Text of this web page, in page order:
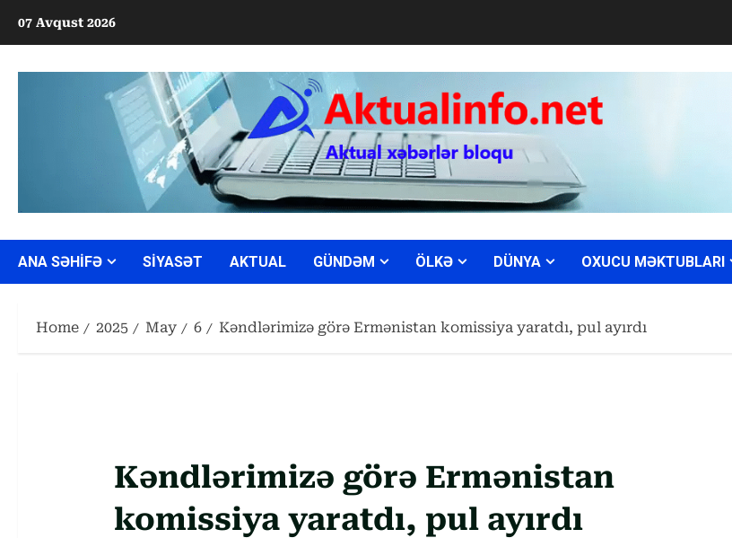
07 Avqust 2026
ANA SƏHİFƏ SİYASƏT AKTUAL GÜNDƏM ÖLKƏ DÜNYA OXUCU MƏKTUBLARI
Home 2025 May 6 Kəndlərimizə görə Ermənistan komissiya yaratdı, pul ayırdı
Kəndlərimizə görə Ermənistan
komissiya yaratdı, pul ayırdı